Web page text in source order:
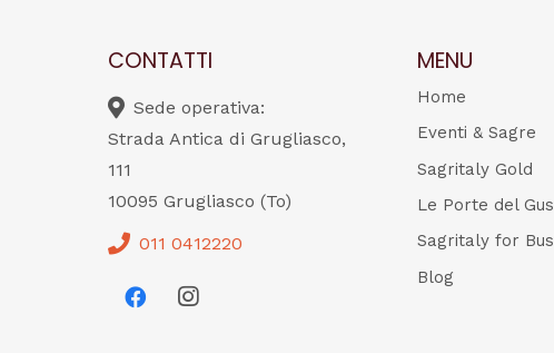
CONTATTI
Sede operativa:
Strada Antica di Grugliasco,
111
10095 Grugliasco (To)
011 0412220
MENU
Home
Eventi & Sagre
Sagritaly Gold
Le Porte del
Sagritaly for
Blog